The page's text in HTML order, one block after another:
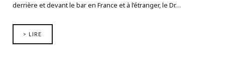
derrière et devant le bar en France et à l’étranger, le Dr…
> LIRE